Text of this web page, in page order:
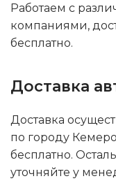
Работаем с
компаниями,
бесплатно.
Доставка
Доставка
по городу
бесплатно.
уточняйте у